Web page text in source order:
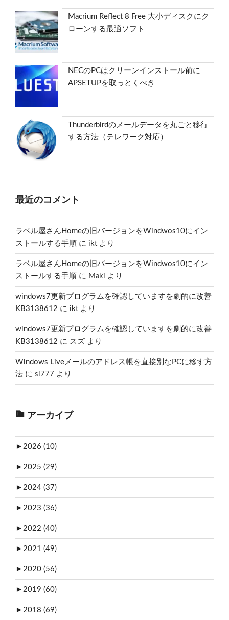
Macrium Reflect 8 Free 大小ディスクにク
ローンする最適ソフト
NECのPCはクリーンインストール前に
APSETUPを取っとくべき
Thunderbirdのメールデータを丸ごと移行
する方法（テレワーク対応）
最近のコメント
ラベル屋さんHomeの旧バージョンをWindwos10にイン
ストールする手順 に ikt より
ラベル屋さんHomeの旧バージョンをWindwos10にイン
ストールする手順 に Maki より
windows7更新プログラムを確認していますを劇的に改善
KB3138612 に ikt より
windows7更新プログラムを確認していますを劇的に改善
KB3138612 に スズ より
Windows Liveメールのアドレス帳を直接別なPCに移す方
法 に sl777 より
アーカイブ
► 2026 (10)
► 2025 (29)
► 2024 (37)
► 2023 (36)
► 2022 (40)
► 2021 (49)
► 2020 (56)
► 2019 (60)
► 2018 (69)